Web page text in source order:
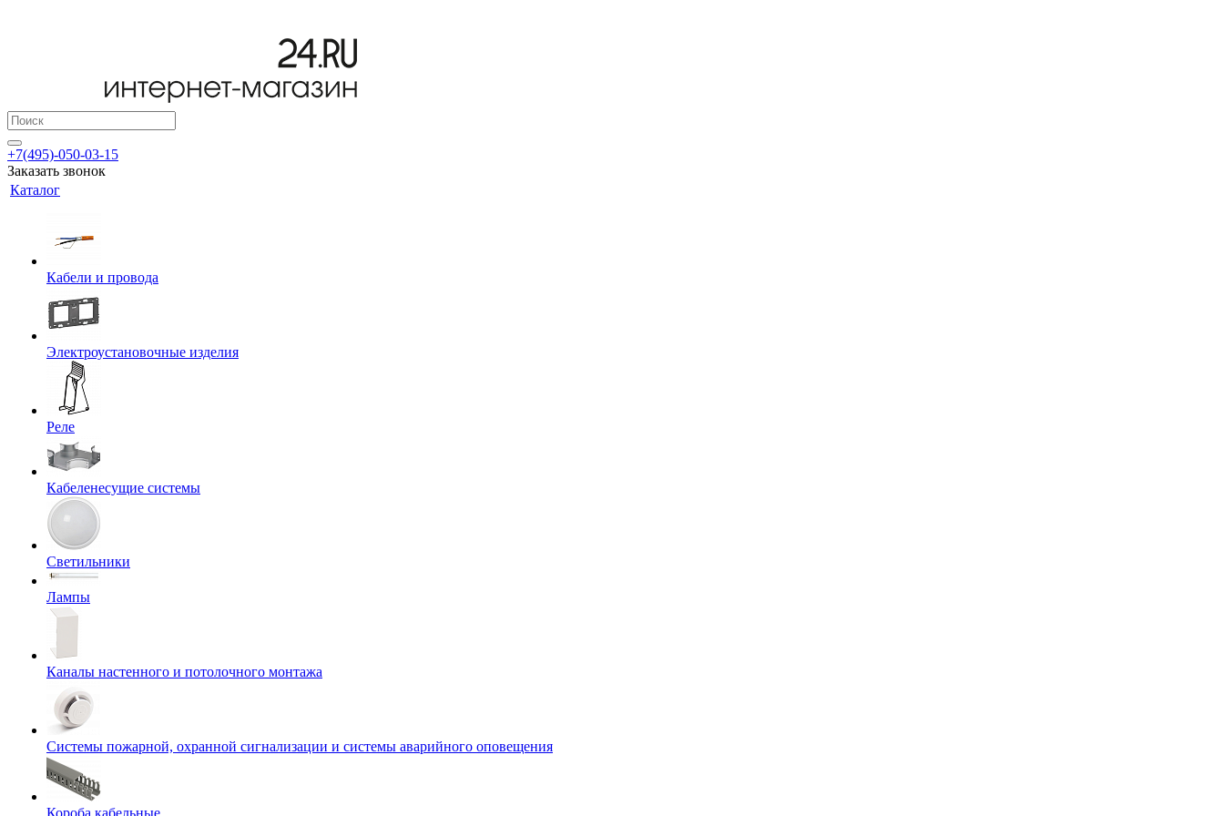
+7(495)-050-03-15
Заказать звонок
Каталог
Кабели и провода
Электроустановочные изделия
Реле
Кабеленесущие системы
Светильники
Лампы
Каналы настенного и потолочного монтажа
Системы пожарной, охранной сигнализации и системы аварийного оповещения
Короба кабельные